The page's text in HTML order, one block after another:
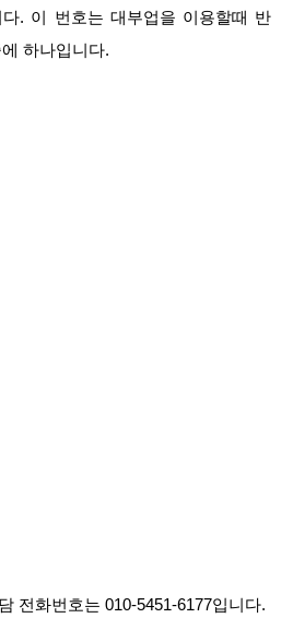
다. 이 번호는 대부업을 이용할때 반
하나입니다.
전화번호는 010-5451-6177입니다.